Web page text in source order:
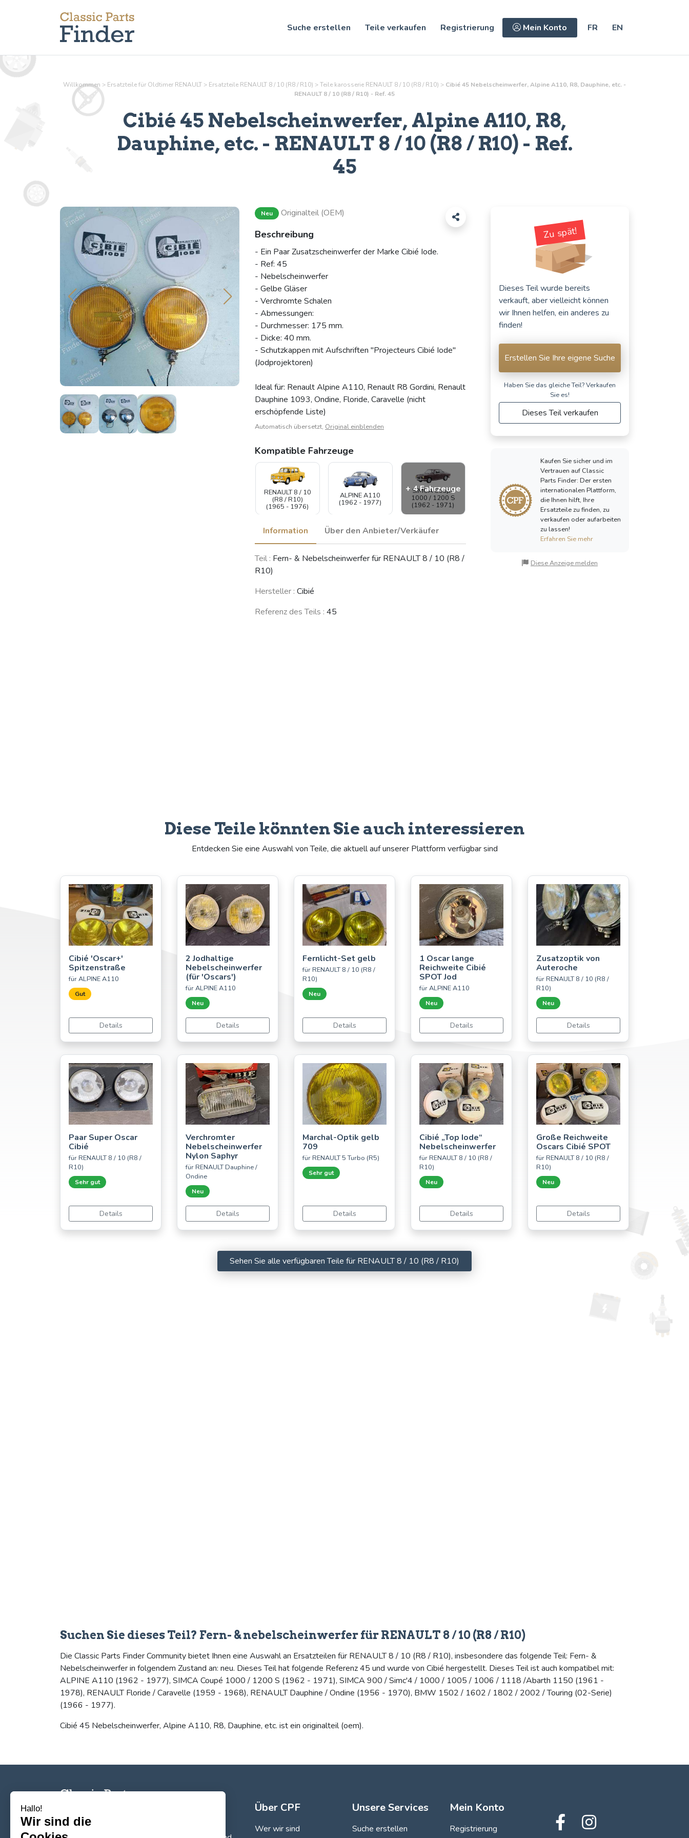
Suche erstellen Teile verkaufen Registrierung Mein Konto FR EN
Willkommen > Ersatzteile für Oldtimer RENAULT > Ersatzteile RENAULT 8 / 10 (R8 / R10) >Teile karosserie RENAULT 8 / 10 (R8 / R10) > Cibié 45 Nebelscheinwerfer, Alpine A110, R8, Dauphine, etc. -
RENAULT 8 / 10 (R8 / R10) - Ref. 45
Cibié 45 Nebelscheinwerfer, Alpine A110, R8,
Dauphine, etc. - RENAULT 8 / 10 (R8 / R10) - Ref.
45
Neu Originalteil (OEM)
Beschreibung
- Ein Paar Zusatzscheinwerfer der Marke Cibié Iode.
- Ref: 45
- Nebelscheinwerfer
- Gelbe Gläser
- Verchromte Schalen
- Abmessungen:
- Durchmesser: 175 mm.
- Dicke: 40 mm.
- Schutzkappen mit Aufschriften "Projecteurs Cibié Iode"
(Jodprojektoren)
Ideal für: Renault Alpine A110, Renault R8 Gordini, Renault
Dauphine 1093, Ondine, Floride, Caravelle (nicht
erschöpfende Liste)
Automatisch übersetzt, Original einblenden
Kompatible Fahrzeuge
RENAULT 8 / 10
(R8 / R10)
(1965 - 1976)
ALPINE A110
(1962 - 1977)
SIMCA Coupé
1000 / 1200 S
(1962 - 1971)
+ 4 Fahrzeuge
Simc'4 / 1000 /
1005 / 1006 /
1118 /Abarth
(1961 - 1978)
RENAULT RENAULT
Information Über den Anbieter/Verkäufer
Teil : Fern- & Nebelscheinwerfer für RENAULT 8 / 10 (R8 /
R10)
Hersteller : Cibié
Referenz des Teils : 45
Zu spät!
Dieses Teil wurde bereits
verkauft, aber vielleicht können
wir Ihnen helfen, ein anderes zu
finden!
Erstellen Sie Ihre eigene Suche
Haben Sie das gleiche Teil? Verkaufen
Sie es!
Dieses Teil verkaufen
Kaufen Sie sicher und im
Vertrauen auf Classic
Parts Finder: Der ersten
internationalen Plattform,
die Ihnen hilft, Ihre
Ersatzteile zu finden, zu
verkaufen oder aufarbeiten
zu lassen!
Erfahren Sie mehr
Diese Anzeige melden
Diese Teile könnten Sie auch interessieren
Entdecken Sie eine Auswahl von Teile, die aktuell auf unserer Plattform verfügbar sind
Cibié 'Oscar+'
Spitzenstraße
für ALPINE A110
Gut
Details
2 Jodhaltige
Nebelscheinwerfer
(für 'Oscars')
für ALPINE A110
Neu
Details
Fernlicht-Set gelb
für RENAULT 8 / 10 (R8 /
R10)
Neu
Details
1 Oscar lange
Reichweite Cibié
SPOT Jod
für ALPINE A110
Neu
Details
Zusatzoptik von
Auteroche
für RENAULT 8 / 10 (R8 /
R10)
Neu
Details
Paar Super Oscar
Cibié
für RENAULT 8 / 10 (R8 /
R10)
Sehr gut
Details
Verchromter
Nebelscheinwerfer
Nylon Saphyr
für RENAULT Dauphine /
Ondine
Neu
Details
Marchal-Optik gelb
709
für RENAULT 5 Turbo (R5)
Sehr gut
Details
Cibié „Top Iode“
Nebelscheinwerfer
für RENAULT 8 / 10 (R8 /
R10)
Neu
Details
Große Reichweite
Oscars Cibié SPOT
für RENAULT 8 / 10 (R8 /
R10)
Neu
Details
Sehen Sie alle verfügbaren Teile für RENAULT 8 / 10 (R8 / R10)
Suchen Sie dieses Teil? Fern- & nebelscheinwerfer für RENAULT 8 / 10 (R8 / R10)
Die Classic Parts Finder Community bietet Ihnen eine Auswahl an Ersatzteilen für RENAULT 8 / 10 (R8 / R10), insbesondere das folgende Teil: Fern- &
Nebelscheinwerfer in folgendem Zustand an: neu. Dieses Teil hat folgende Referenz 45 und wurde von Cibié hergestellt. Dieses Teil ist auch kompatibel mit:
ALPINE A110 (1962 - 1977), SIMCA Coupé 1000 / 1200 S (1962 - 1971), SIMCA 900 / Simc'4 / 1000 / 1005 / 1006 / 1118 /Abarth 1150 (1961 -
1978), RENAULT Floride / Caravelle (1959 - 1968), RENAULT Dauphine / Ondine (1956 - 1970), BMW 1502 / 1602 / 1802 / 2002 / Touring (02-Serie)
(1966 - 1977).
Cibié 45 Nebelscheinwerfer, Alpine A110, R8, Dauphine, etc. ist ein originalteil (oem).
Über CPF
Wer wir sind
Unsere Services
Suche erstellen
Mein Konto
Registrierung
Hallo!
Wir sind die